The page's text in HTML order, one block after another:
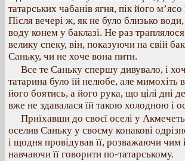
татарських чабанів ягня, пік його м’ясо
Після вечері ж, як не було близько
воду конем у баклазі. Не раз
велику спеку, він, показуючи на свій
Саньку, чи не хоче вона пити.
Все те Саньку спершу дивувало, і
татарина було їй нелюбе, але мимохіть
його боятись, а його рука, що цілі дні
вже не здавалася їй такою холодною і
Приїхавши до своєї оселі у
оселив Саньку у своєму конакові
і щодня провідував її, розважаючи чим
навчаючи її говорити по-татарському.